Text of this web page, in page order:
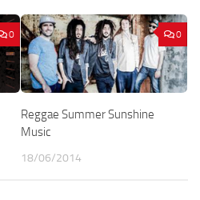
0 0
Reggae Summer Sunshine
Music
18/06/2014